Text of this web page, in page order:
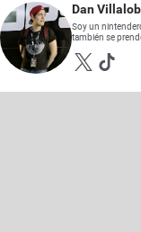
Dan
Soy un
también se
Opens in